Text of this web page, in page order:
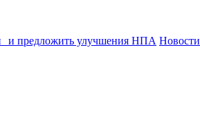
и предложить улучшения НПА Новости